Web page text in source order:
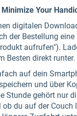
Your
digitalen
der Bestellung
aufrufen").
Besten direkt runter.
auf dein
und über
Stunde gehört nur
du auf der Couch